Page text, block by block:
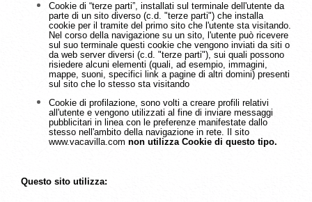
Cookie di “terze parti”, installati sul terminale dell'utente da
parte di un sito diverso (c.d. "terze parti") che installa
cookie per il tramite del primo sito che l'utente sta visitando.
Nel corso della navigazione su un sito, l'utente può ricevere
sul suo terminale questi cookie che vengono inviati da siti o
da web server diversi (c.d. "terze parti"), sui quali possono
risiedere alcuni elementi (quali, ad esempio, immagini,
mappe, suoni, specifici link a pagine di altri domini) presenti
sul sito che lo stesso sta visitando
Cookie di profilazione, sono volti a creare profili relativi
all'utente e vengono utilizzati al fine di inviare messaggi
pubblicitari in linea con le preferenze manifestate dallo
stesso nell'ambito della navigazione in rete. Il sito
www.vacavilla.com non utilizza Cookie di questo tipo.
Questo sito utilizza: